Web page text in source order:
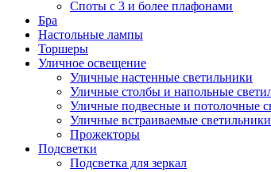
Споты с 3 и более плафонами
Бра
Настольные лампы
Торшеры
Уличное освещение
Уличные настенные светильники
Уличные столбы и напольные
Уличные подвесные и потолочные
Уличные встраиваемые светильники
Прожекторы
Подсветки
Подсветка для зеркал